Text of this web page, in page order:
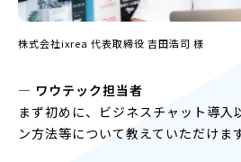
株式会社ixrea 代表取締役 吉田浩司 様
― ワウテック担当者
まず初めに、ビジネスチャット導入
ン方法等について教えていただけま